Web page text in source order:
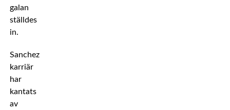
galan
ställdes
in.
Sanchez
karriär
har
kantats
av